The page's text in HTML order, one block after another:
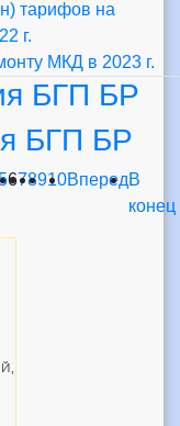
тарифов на
г.
МКД в 2023 г.
БГП БР
БГП БР
678910ВпередВ
конец